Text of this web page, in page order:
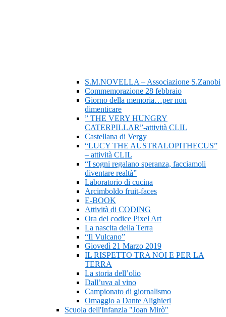
S.M.NOVELLA – Associazione S.Zanobi
Commemorazione 28 febbraio
Giorno della memoria…per non
dimenticare
” THE VERY HUNGRY
CATERPILLAR”-attività CLIL
Castellana di Vergy
“LUCY THE AUSTRALOPITHECUS”
– attività CLIL
“I sogni regalano speranza, facciamoli
diventare realtà”
Laboratorio di cucina
Arcimboldo fruit-faces
E-BOOK
Attività di CODING
Ora del codice Pixel Art
La nascita della Terra
“Il Vulcano”
Giovedì 21 Marzo 2019
IL RISPETTO TRA NOI E PER LA
TERRA
La storia dell’olio
Dall’uva al vino
Campionato di giornalismo
Omaggio a Dante Alighieri
Scuola dell'Infanzia "Joan Mirò"